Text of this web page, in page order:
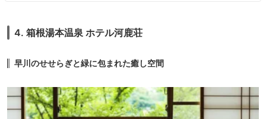
4. 箱根湯本温泉 ホテル河鹿荘
早川のせせらぎと緑に包まれた癒し空間